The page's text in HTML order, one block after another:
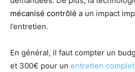
mécanisé contrôlé a un impact
l’entretien.
En général, il faut compter un
et 300€ pour un entretien